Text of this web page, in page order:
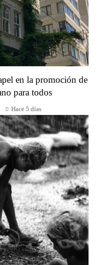
en la promoción de
para todos
Hace 5 días